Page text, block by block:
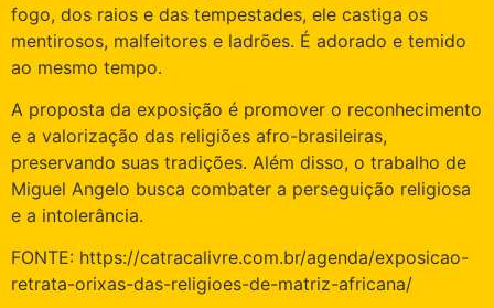
fogo, dos raios e das tempestades, ele castiga os
mentirosos, malfeitores e ladrões. É adorado e temido
ao mesmo tempo.
A proposta da exposição é promover o reconhecimento
e a valorização das religiões afro-brasileiras,
preservando suas tradições. Além disso, o trabalho de
Miguel Angelo busca combater a perseguição religiosa
e a intolerância.
FONTE: https://catracalivre.com.br/agenda/exposicao-
retrata-orixas-das-religioes-de-matriz-africana/